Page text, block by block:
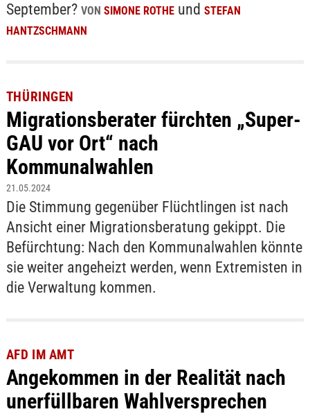
September? VON SIMONE ROTHEund STEFAN
HANTZSCHMANN
THÜRINGEN
Migrationsberater fürchten „Super-
GAU vor Ort“ nach
Kommunalwahlen
21.05.2024
Die Stimmung gegenüber Flüchtlingen ist nach
Ansicht einer Migrationsberatung gekippt. Die
Befürchtung: Nach den Kommunalwahlen könnte
sie weiter angeheizt werden, wenn Extremisten in
die Verwaltung kommen.
AFD IM AMT
Angekommen in der Realität nach
unerfüllbaren Wahlversprechen